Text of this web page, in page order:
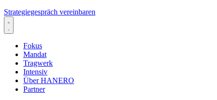
Strategiegespräch vereinbaren
Fokus
Mandat
Tragwerk
Intensiv
Über HANERO
Partner